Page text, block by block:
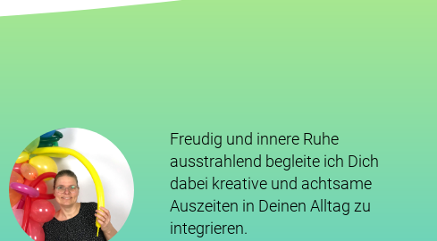
Freudig und innere Ruhe
ausstrahlend begleite ich Dich
dabei kreative und achtsame
Auszeiten in Deinen Alltag zu
integrieren.